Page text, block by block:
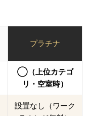
プラチナ
◯（上位カテゴ
リ・空室時）
設置なし（ワーク